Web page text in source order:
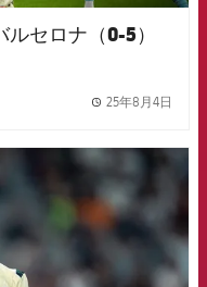
ルセロナ（0-5）
25年8月4日
badge